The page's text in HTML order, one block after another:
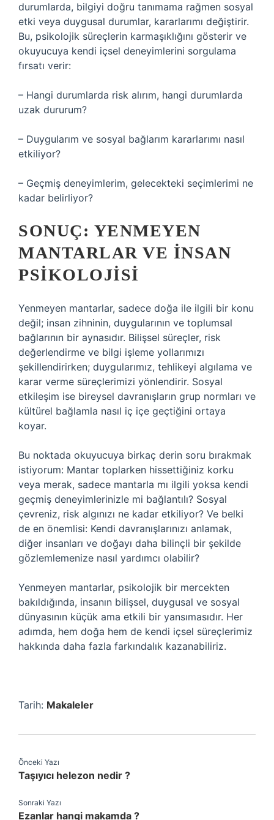
durumlarda, bilgiyi doğru tanımama rağmen sosyal
etki veya duygusal durumlar, kararlarımı değiştirir.
Bu, psikolojik süreçlerin karmaşıklığını gösterir ve
okuyucuya kendi içsel deneyimlerini sorgulama
fırsatı verir:
– Hangi durumlarda risk alırım, hangi durumlarda
uzak dururum?
– Duygularım ve sosyal bağlarım kararlarımı nasıl
etkiliyor?
– Geçmiş deneyimlerim, gelecekteki seçimlerimi ne
kadar belirliyor?
SONUÇ: YENMEYEN
MANTARLAR VE İNSAN
PSIKOLOJISI
Yenmeyen mantarlar, sadece doğa ile ilgili bir konu
değil; insan zihninin, duygularının ve toplumsal
bağlarının bir aynasıdır. Bilişsel süreçler, risk
değerlendirme ve bilgi işleme yollarımızı
şekillendirirken; duygularımız, tehlikeyi algılama ve
karar verme süreçlerimizi yönlendirir. Sosyal
etkileşim ise bireysel davranışların grup normları ve
kültürel bağlamla nasıl iç içe geçtiğini ortaya
koyar.
Bu noktada okuyucuya birkaç derin soru bırakmak
istiyorum: Mantar toplarken hissettiğiniz korku
veya merak, sadece mantarla mı ilgili yoksa kendi
geçmiş deneyimlerinizle mi bağlantılı? Sosyal
çevreniz, risk algınızı ne kadar etkiliyor? Ve belki
de en önemlisi: Kendi davranışlarınızı anlamak,
diğer insanları ve doğayı daha bilinçli bir şekilde
gözlemlemenize nasıl yardımcı olabilir?
Yenmeyen mantarlar, psikolojik bir mercekten
bakıldığında, insanın bilişsel, duygusal ve sosyal
dünyasının küçük ama etkili bir yansımasıdır. Her
adımda, hem doğa hem de kendi içsel süreçlerimiz
hakkında daha fazla farkındalık kazanabiliriz.
Tarih: Makaleler
Önceki Yazı
Taşıyıcı helezon nedir ?
Sonraki Yazı
Ezanlar hangi makamda ?